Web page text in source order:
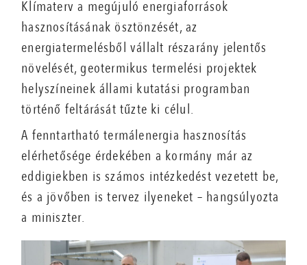
Klímaterv a megújuló energiaforrások
hasznosításának ösztönzését, az
energiatermelésből vállalt részarány jelentős
növelését, geotermikus termelési projektek
helyszíneinek állami kutatási programban
történő feltárását tűzte ki célul.
A fenntartható termálenergia hasznosítás
elérhetősége érdekében a kormány már az
eddigiekben is számos intézkedést vezetett be,
és a jövőben is tervez ilyeneket – hangsúlyozta
a miniszter.